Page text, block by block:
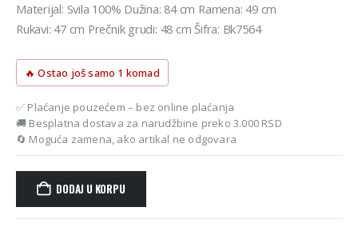
Materijal: Svila 100% Dužina: 84 cm Ramena: 49 cm
Rukavi: 47 cm Prečnik grudi: 48 cm Šifra: Bk7564
🔥 Ostao još samo 1 komad
✅ Plaćanje pouzećem – bez online plaćanja
🚚 Besplatna dostava za narudžbine preko 3.000 RSD
🔄 Moguća zamena, ako artikal ne odgovara
DODAJ U KORPU
Alternative: